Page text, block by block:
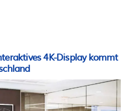
4K-Display kommt